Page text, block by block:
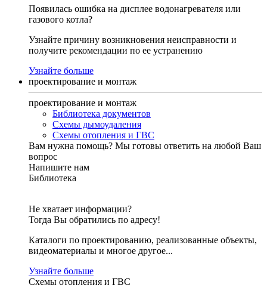
Появилась ошибка на дисплее водонагревателя или
газового котла?
Узнайте причину возникновения неисправности и
получите рекомендации по ее устранению
Узнайте больше
проектирование и монтаж
проектирование и монтаж
Библиотека документов
Схемы дымоудаления
Схемы отопления и ГВС
Вам нужна помощь? Мы готовы ответить на любой Ваш
вопрос
Напишите нам
Библиотека
Не хватает информации?
Тогда Вы обратились по адресу!
Каталоги по проектированию, реализованные объекты,
видеоматериалы и многое другое...
Узнайте больше
Схемы отопления и ГВС